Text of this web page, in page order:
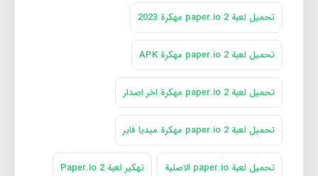
تحميل لعبة paper.io 2 مهكرة 2023
تحميل لعبة paper.io 2 مهكرة APK
تحميل لعبة paper.io 2 مهكرة اخر اصدار
تحميل لعبة paper.io 2 مهكرة ميديا فاير
تحميل لعبة paper.io الاصلية تهكير لعبة Paper.io 2